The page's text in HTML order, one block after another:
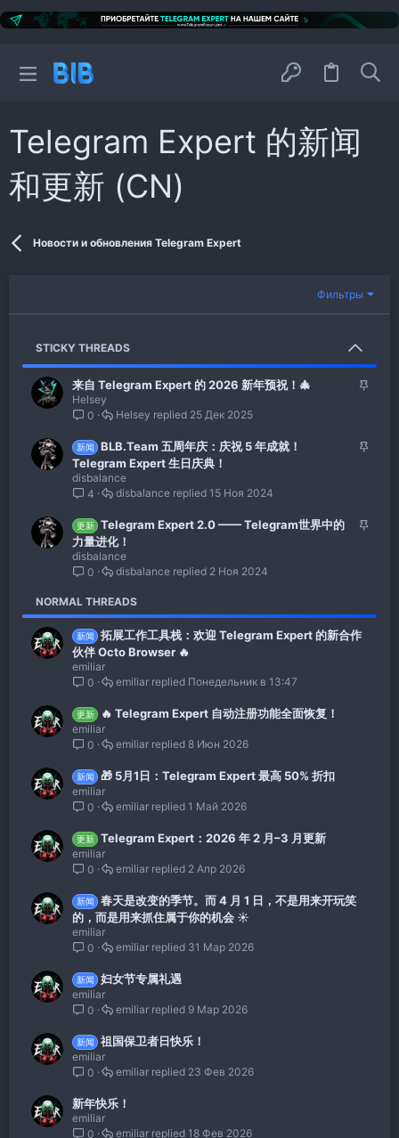
Telegram Expert 的新闻
和更新 (CN)
Новости и обновления Telegram Expert
Фильтры
STICKY THREADS
З
е
о
来自 Telegram Expert 的 2026 新年预祝！🎄
Helsey
0
25 Дек 2025
Helsey
З
п
新闻
BLB.Team 五周年庆：庆祝 5 年成就！
Telegram Expert 生日庆典！
disbalance
4
15 Ноя 2024
disbalance
З
л
更新 Telegram Expert 2.0 —— Telegram世界中的
力量进化！
disbalance
0
2 Ноя 2024
disbalance
NORMAL THREADS
新闻
拓展工作工具栈：欢迎 Telegram Expert 的新合作
伙伴 Octo Browser 🔥
emiliar
0
Понедельник в 13:47
emiliar
更新 🔥 Telegram Expert 自动注册功能全面恢复！
emiliar
0
8 Июн 2026
emiliar
新闻 🎁 5月1日：Telegram Expert 最高 50% 折扣
emiliar
0
1 Май 2026
emiliar
更新 Telegram Expert：2026 年 2 月–3 月更新
emiliar
0
2 Апр 2026
emiliar
新闻
春天是改变的季节。而 4 月 1 日，不是用来开玩笑
的，而是用来抓住属于你的机会 ☀️
emiliar
0
31 Мар 2026
emiliar
新闻 妇女节专属礼遇
emiliar
0
9 Мар 2026
emiliar
新闻 祖国保卫者日快乐！
emiliar
0
23 Фев 2026
emiliar
新年快乐！
emiliar
0
18 Фев 2026
emiliar